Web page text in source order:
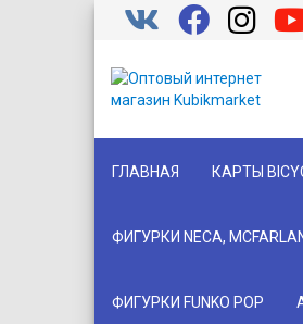
ГЛАВНАЯ КАРТЫ
ФИГУРКИ NECA,
ФИГУРКИ FUNKO POP